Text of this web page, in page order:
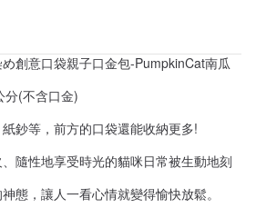
め創意口袋親子口金包-PumpkinCat南瓜
分(不含口金)
鈔等，前方的口袋還能收納更多!
隨性地享受時光的貓咪日常被生動地刻
態，讓人一看心情就變得愉快放鬆。